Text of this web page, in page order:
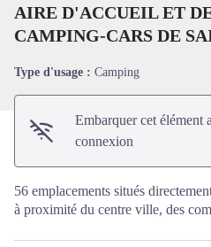
AIRE D'ACCUEIL ET
CAMPING-CARS DE
Type d'usage : Camping
Embarquer cet élément
connexion
56 emplacements situés
à proximité du centre ville, des